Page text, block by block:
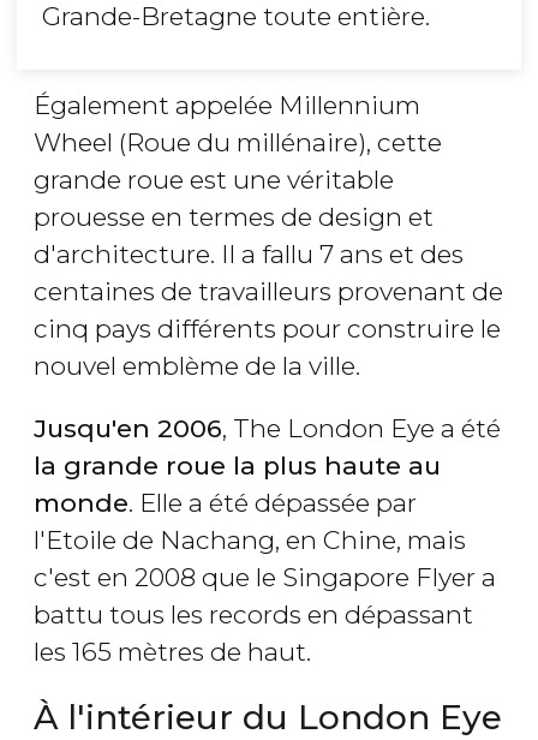
Grande-Bretagne toute entière.
Également appelée Millennium
Wheel (Roue du millénaire), cette
grande roue est une véritable
prouesse en termes de design et
d'architecture. Il a fallu 7 ans et des
centaines de travailleurs provenant de
cinq pays différents pour construire le
nouvel emblème de la ville.
Jusqu'en 2006, The London Eye a été
la grande roue la plus haute au
monde. Elle a été dépassée par
l'Etoile de Nachang, en Chine, mais
c'est en 2008 que le Singapore Flyer a
battu tous les records en dépassant
les 165 mètres de haut.
À l'intérieur du London Eye